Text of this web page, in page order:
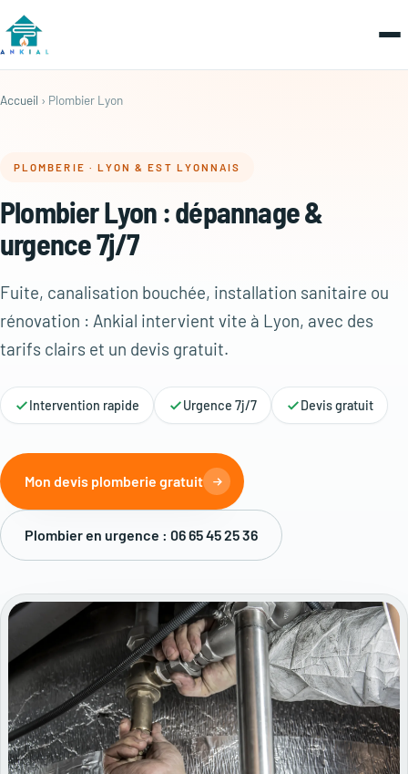
Accueil › Plombier Lyon
PLOMBERIE · LYON & EST LYONNAIS
Plombier Lyon : dépannage &
urgence 7j/7
Fuite, canalisation bouchée, installation sanitaire ou
rénovation : Ankial intervient vite à Lyon, avec des
tarifs clairs et un devis gratuit.
Intervention rapide Urgence 7j/7 Devis gratuit
Mon devis plomberie gratuit
Plombier en urgence : 06 65 45 25 36